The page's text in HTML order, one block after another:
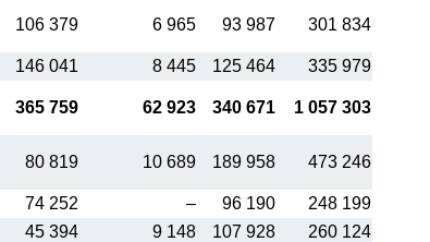
106 379 6 965 93 987 301 834
146 041 8 445 125 464
335 979
365 759 62 923 340 671 1 057 303
80 819 10 689 189 958 473 246
74 252 – 96 190
248 199
45 394 9 148 107 928
260 124